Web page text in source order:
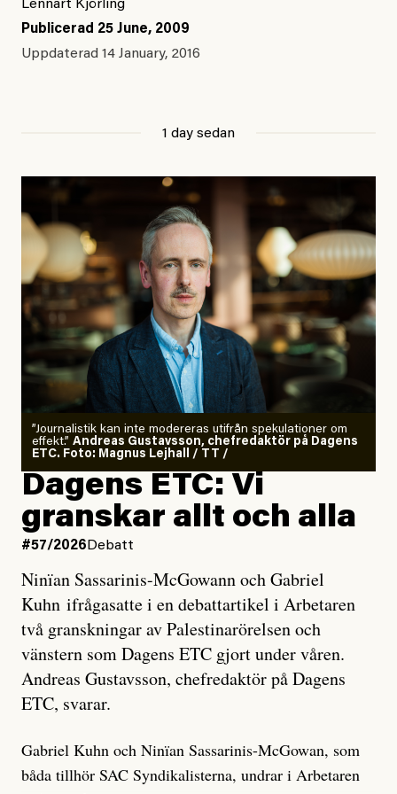
Lennart Kjörling
Publicerad 25 June, 2009
Uppdaterad 14 January, 2016
1 day sedan
”Journalistik kan inte modereras utifrån spekulationer om
effekt.” Andreas Gustavsson, chefredaktör på Dagens
ETC. Foto: Magnus Lejhall / TT /
Dagens ETC: Vi
granskar allt och alla
#57/2026 Debatt
Ninïan Sassarinis-McGowann och Gabriel
Kuhn ifrågasatte i en debattartikel i Arbetaren
två granskningar av Palestinarörelsen och
vänstern som Dagens ETC gjort under våren.
Andreas Gustavsson, chefredaktör på Dagens
ETC, svarar.
Gabriel Kuhn och Ninïan Sassarinis-McGowan, som
båda tillhör SAC Syndikalisterna, undrar i Arbetaren